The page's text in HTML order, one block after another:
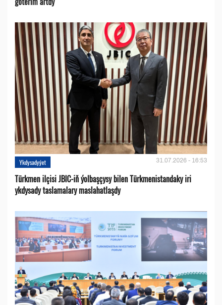
Ykdysadyýet 31.07.2026 - 16:53
Türkmen ilçisi JBIC-iň ýolbaşçysy bilen Türkmenistandaky iri
ykdysady taslamalary maslahatlaşdy